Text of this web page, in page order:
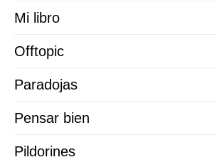
Mi libro
Offtopic
Paradojas
Pensar bien
Pildorines